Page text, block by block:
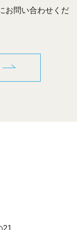
お問い合わせくだ